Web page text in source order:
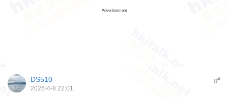
Advertisement
8#
DS510
2026-4-8 22:01